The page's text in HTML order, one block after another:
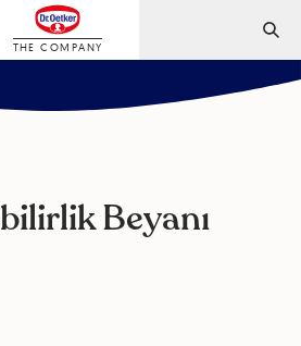
THE COMPANY
Beyanı